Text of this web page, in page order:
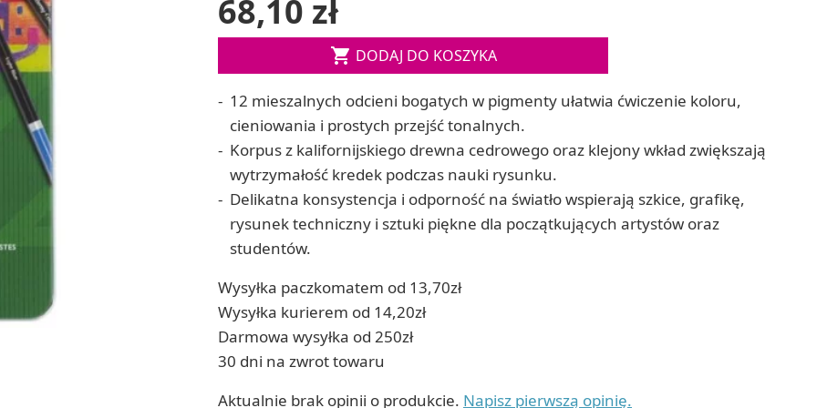
ręcznych
Soda, kwasek, formy do kul do kąpieli
Dodatki: barwniki i zapachy
Odlewy dekoracyjne
Tworzenie z gliny polimerowej
Modelowanie dla dzieci
Zestawy doświadczalne i naukowe
Malowanie piaskiem (Sablimage)
Wydrapywanki
Techniki mozaikowe i wyklejanki
68,10 zł
 DODAJ DO KOSZYKA
12 mieszalnych odcieni bogatych w pigmenty ułatwia ćwiczenie koloru,
cieniowania i prostych przejść tonalnych.
Korpus z kalifornijskiego drewna cedrowego oraz klejony wkład zwiększają
wytrzymałość kredek podczas nauki rysunku.
Delikatna konsystencja i odporność na światło wspierają szkice, grafikę,
rysunek techniczny i sztuki piękne dla początkujących artystów oraz
studentów.
Wysyłka paczkomatem od 13,70zł
Wysyłka kurierem od 14,20zł
Darmowa wysyłka od 250zł
30 dni na zwrot towaru
Aktualnie brak opinii o produkcie. Napisz pierwszą opinię.